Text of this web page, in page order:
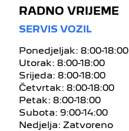
RADNO VRIJEME
SERVIS VOZIL
Ponedjeljak: 8:00-18:00
Utorak: 8:00-18:00
Srijeda: 8:00-18:00
Četvrtak: 8:00-18:00
Petak: 8:00-18:00
Subota: 9:00-14:00
Nedjelja: Zatvoreno